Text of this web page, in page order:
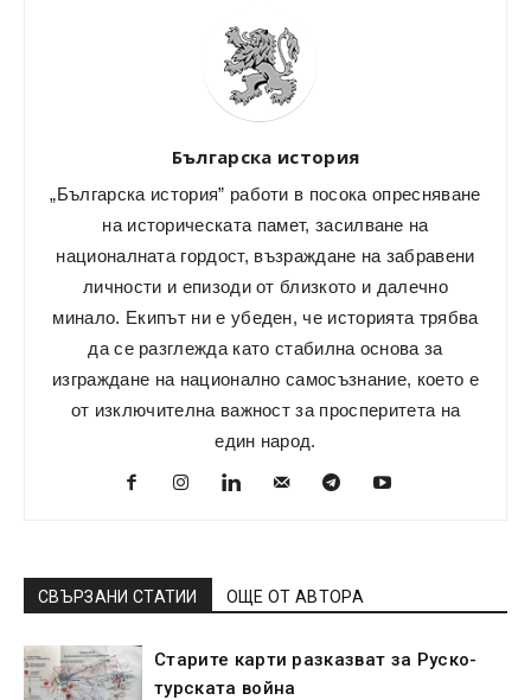
Българска история
„Българска история” работи в посока опресняване
на историческата памет, засилване на
националната гордост, възраждане на забравени
личности и епизоди от близкото и далечно
минало. Екипът ни е убеден, че историята трябва
да се разглежда като стабилна основа за
изграждане на национално самосъзнание, което е
от изключителна важност за просперитета на
един народ.
СВЪРЗАНИ СТАТИИ ОЩЕ ОТ АВТОРА
Старите карти разказват за Руско-
турската война